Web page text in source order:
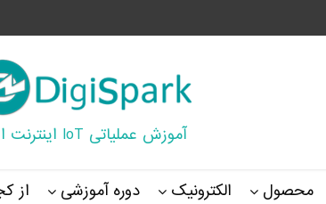
آموزش عملیاتی IoT اینترنت اشیا
محصول الکترونیک دوره آموزشی از